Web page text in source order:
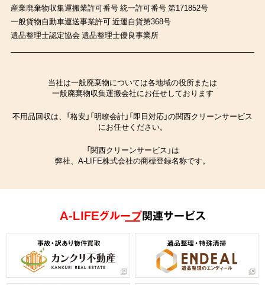
産業廃棄物収集運搬業許可番号 統一許可番号 第171852号
一般貨物自動車運送事業許可 近運自貨第368号
遺品整理士認定協会 遺品整理士優良事業所
当社は一般廃棄物については各地域の役所または
一般廃棄物収集運搬会社にお任せしております
不用品回収は、「格安」「明瞭会計」「即日対応」の関西クリーンサービス
にお任せください。
「関西クリーンサービス」は
弊社、A-LIFE株式会社の商標登録名称です。
A-LIFEグループ関連サービス